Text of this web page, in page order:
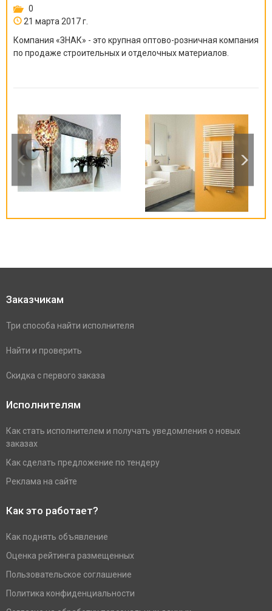
0
21 марта 2017 г.
Компания «ЗНАК» - это крупная оптово-розничная компания
по продаже строительных и отделочных материалов.
Заказчикам
Три способа найти исполнителя
Найти и проверить
Скидка с первого заказа
Исполнителям
Как стать исполнителем и получать уведомления о новых
заказах
Как сделать предложение по тендеру
Реклама на сайте
Как это работает?
Как поднять объявление
Оценка рейтинга размещенных
Пользовательское соглашение
Политика конфиденциальности